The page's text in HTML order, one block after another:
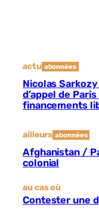
actu abonnées
Nicolas
d’appel de
financements
ailleurs abonnées
Afghanistan /
colonial
au cas où
Contester une